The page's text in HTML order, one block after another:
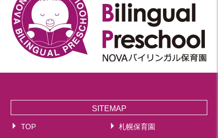
SITEMAP
TOP
札幌保育園